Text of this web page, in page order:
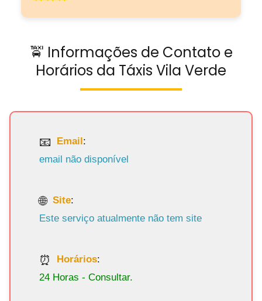
🚖 Informações de Contato e
Horários da Táxis Vila Verde
Email:
email não disponível
Site:
Este serviço atualmente não tem site
Horários:
24 Horas - Consultar.